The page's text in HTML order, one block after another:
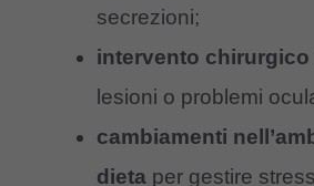
secrezioni;
intervento chirurgico
lesioni o problemi
cambiamenti
dieta per gestire